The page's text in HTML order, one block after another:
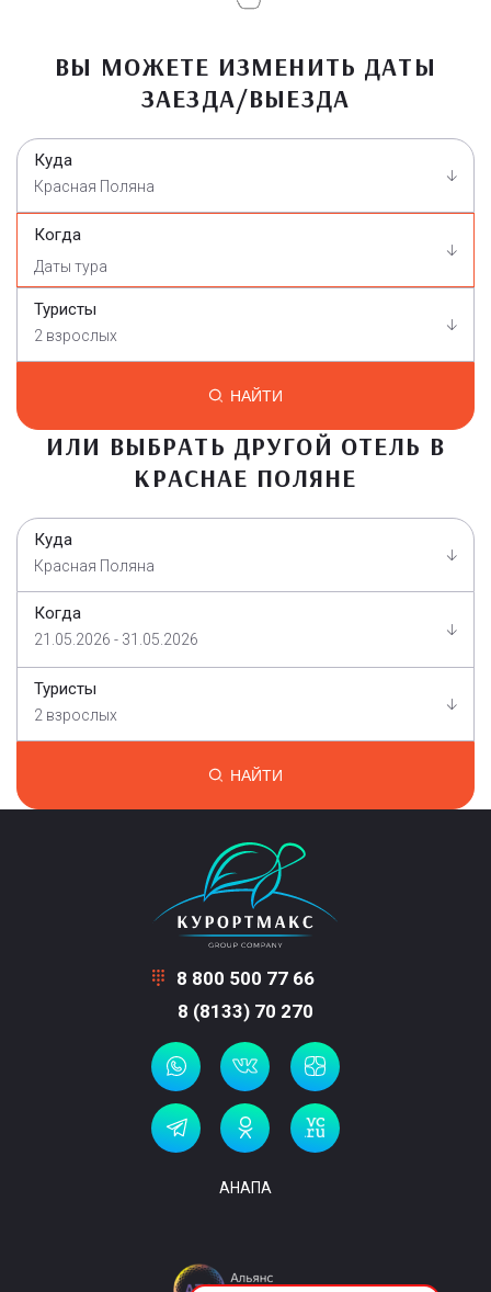
ВЫ МОЖЕТЕ ИЗМЕНИТЬ ДАТЫ
ЗАЕЗДА/ВЫЕЗДА
Куда
Красная Поляна
Когда
Туристы
2 взрослых
НАЙТИ
ИЛИ ВЫБРАТЬ ДРУГОЙ ОТЕЛЬ В
КРАСНАЕ ПОЛЯНЕ
Куда
Красная Поляна
Когда
21.05.2026 - 31.05.2026
Туристы
2 взрослых
НАЙТИ
8 800 500 77 66
8 (8133) 70 270
АНАПА